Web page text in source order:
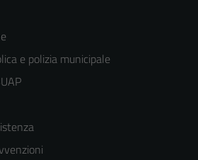
e polizia municipale